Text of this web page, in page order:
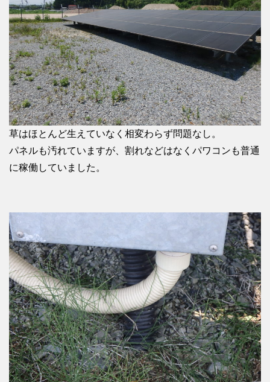
草はほとんど生えていなく相変わらず問題なし。
パネルも汚れていますが、割れなどはなくパワコンも普通
に稼働していました。